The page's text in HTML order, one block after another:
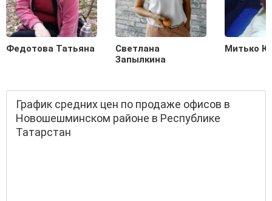
Федотова Татьяна
Светлана
Запылкина
Митько
График средних цен по продаже офисов в
Новошешминском районе в Республике
Татарстан